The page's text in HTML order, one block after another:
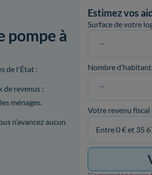
pompe à
de l'État :
de revenus ;
ménages.
n’avancez aucun
Estimez vos
Surface de votre
Nombre
Votre revenu fiscal